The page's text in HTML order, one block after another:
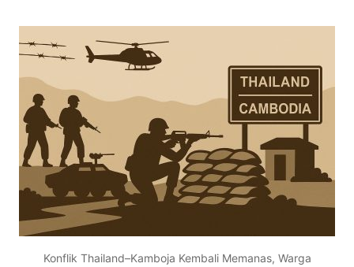
Konflik Thailand–Kamboja Kembali Memanas, Warga